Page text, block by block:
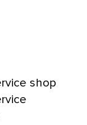
shop